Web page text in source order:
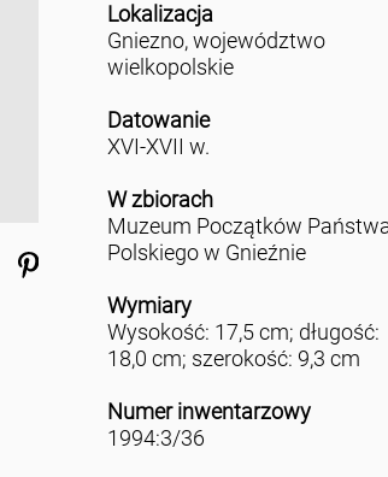
Lokalizacja
Gniezno, województwo
wielkopolskie
Datowanie
XVI-XVII w.
W zbiorach
Muzeum Początków
Polskiego w Gnieźnie
Wymiary
Wysokość: 17,5 cm; długość:
18,0 cm; szerokość: 9,3 cm
Numer inwentarzowy
1994:3/36